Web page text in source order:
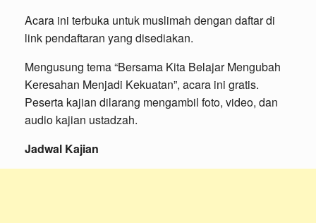
Acara ini terbuka untuk muslimah dengan daftar di
link pendaftaran yang disediakan.
Mengusung tema “Bersama Kita Belajar Mengubah
Keresahan Menjadi Kekuatan”, acara ini gratis.
Peserta kajian dilarang mengambil foto, video, dan
audio kajian ustadzah.
Jadwal Kajian